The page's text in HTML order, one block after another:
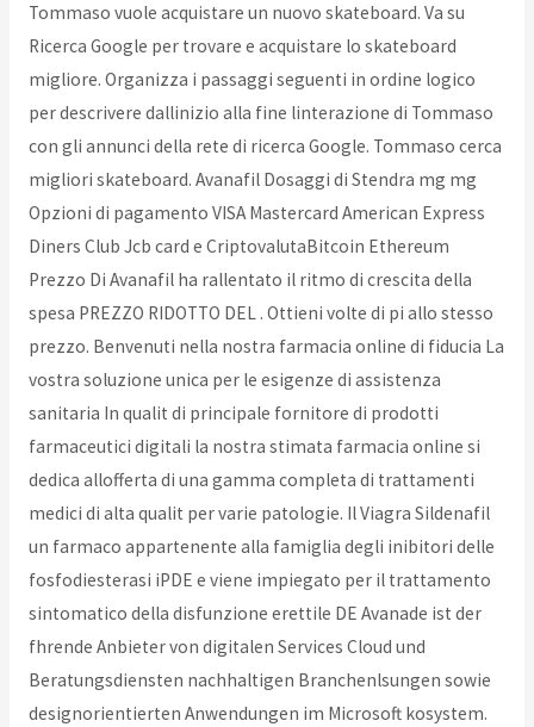
Tommaso vuole acquistare un nuovo skateboard. Va su
Ricerca Google per trovare e acquistare lo skateboard
migliore. Organizza i passaggi seguenti in ordine logico
per descrivere dallinizio alla fine linterazione di Tommaso
con gli annunci della rete di ricerca Google. Tommaso cerca
migliori skateboard. Avanafil Dosaggi di Stendra mg mg
Opzioni di pagamento VISA Mastercard American Express
Diners Club Jcb card e CriptovalutaBitcoin Ethereum
Prezzo Di Avanafil ha rallentato il ritmo di crescita della
spesa PREZZO RIDOTTO DEL . Ottieni volte di pi allo stesso
prezzo. Benvenuti nella nostra farmacia online di fiducia La
vostra soluzione unica per le esigenze di assistenza
sanitaria In qualit di principale fornitore di prodotti
farmaceutici digitali la nostra stimata farmacia online si
dedica allofferta di una gamma completa di trattamenti
medici di alta qualit per varie patologie. Il Viagra Sildenafil
un farmaco appartenente alla famiglia degli inibitori delle
fosfodiesterasi iPDE e viene impiegato per il trattamento
sintomatico della disfunzione erettile DE Avanade ist der
fhrende Anbieter von digitalen Services Cloud und
Beratungsdiensten nachhaltigen Branchenlsungen sowie
designorientierten Anwendungen im Microsoft kosystem.